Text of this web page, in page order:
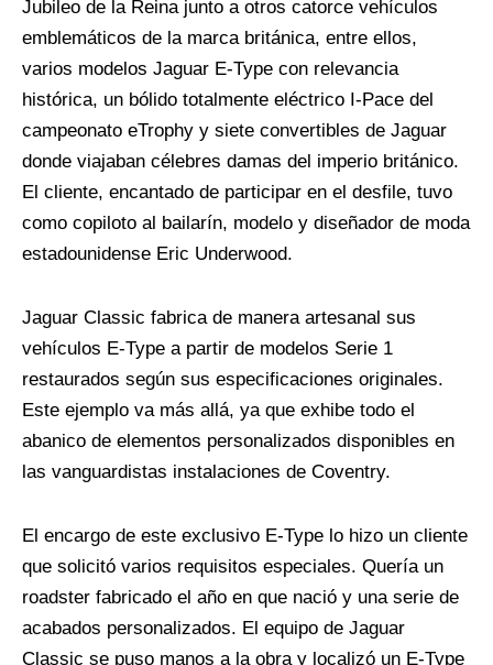
Jubileo de la Reina junto a otros catorce vehículos
emblemáticos de la marca británica, entre ellos,
varios modelos Jaguar E-Type con relevancia
histórica, un bólido totalmente eléctrico I-Pace del
campeonato eTrophy y siete convertibles de Jaguar
donde viajaban célebres damas del imperio británico.
El cliente, encantado de participar en el desfile, tuvo
como copiloto al bailarín, modelo y diseñador de moda
estadounidense Eric Underwood.
Jaguar Classic fabrica de manera artesanal sus
vehículos E-Type a partir de modelos Serie 1
restaurados según sus especificaciones originales.
Este ejemplo va más allá, ya que exhibe todo el
abanico de elementos personalizados disponibles en
las vanguardistas instalaciones de Coventry.
El encargo de este exclusivo E-Type lo hizo un cliente
que solicitó varios requisitos especiales. Quería un
roadster fabricado el año en que nació y una serie de
acabados personalizados. El equipo de Jaguar
Classic se puso manos a la obra y localizó un E-Type